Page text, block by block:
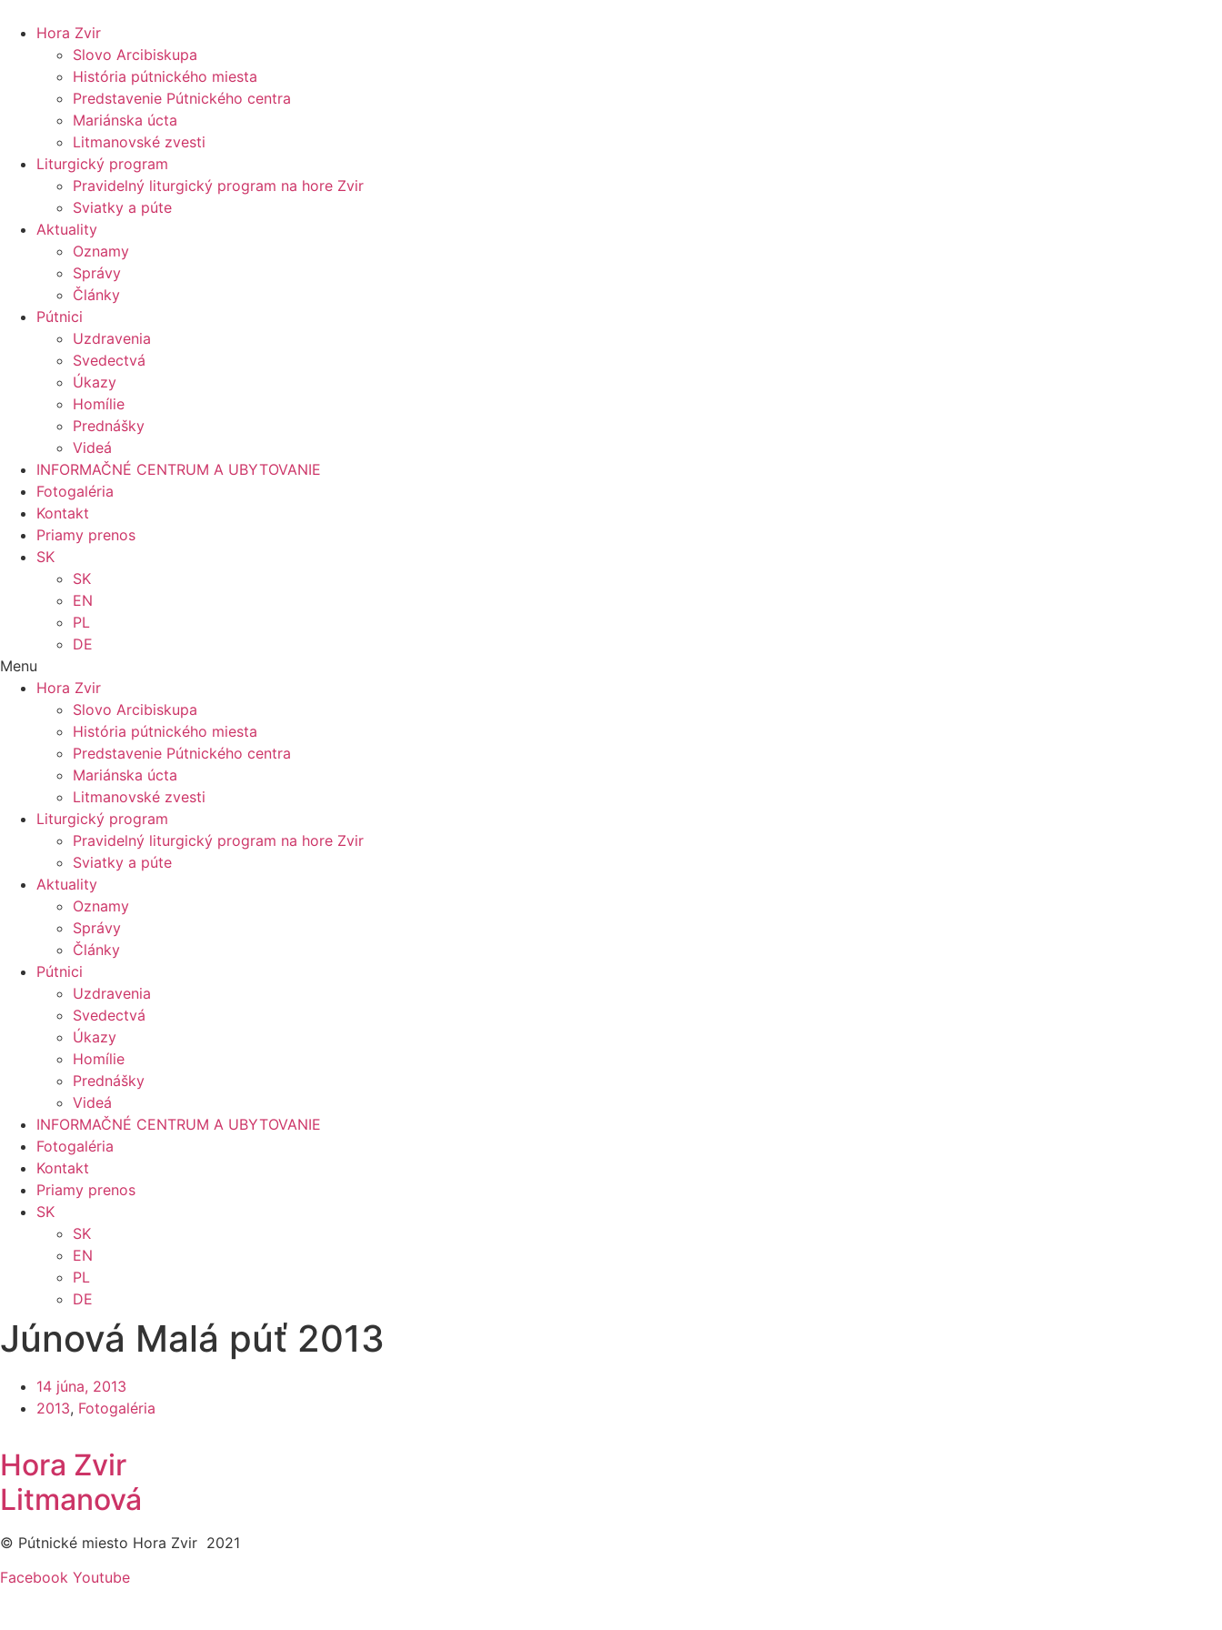
Hora Zvir
Slovo Arcibiskupa
História pútnického miesta
Predstavenie Pútnického centra
Mariánska úcta
Litmanovské zvesti
Liturgický program
Pravidelný liturgický program na hore Zvir
Sviatky a púte
Aktuality
Oznamy
Správy
Články
Pútnici
Uzdravenia
Svedectvá
Úkazy
Homílie
Prednášky
Videá
INFORMAČNÉ CENTRUM A UBYTOVANIE
Fotogaléria
Kontakt
Priamy prenos
SK
SK
EN
PL
DE
Menu
Hora Zvir
Slovo Arcibiskupa
História pútnického miesta
Predstavenie Pútnického centra
Mariánska úcta
Litmanovské zvesti
Liturgický program
Pravidelný liturgický program na hore Zvir
Sviatky a púte
Aktuality
Oznamy
Správy
Články
Pútnici
Uzdravenia
Svedectvá
Úkazy
Homílie
Prednášky
Videá
INFORMAČNÉ CENTRUM A UBYTOVANIE
Fotogaléria
Kontakt
Priamy prenos
SK
SK
EN
PL
DE
Júnová Malá púť 2013
14 júna, 2013
2013, Fotogaléria
Hora Zvir
Litmanová
© Pútnické miesto Hora Zvir 2021
Facebook Youtube